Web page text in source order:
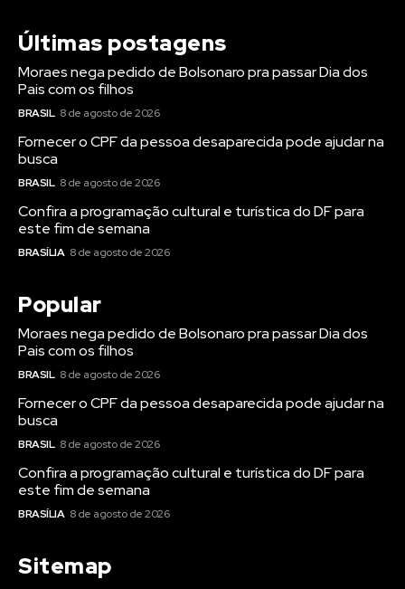
Últimas postagens
Moraes nega pedido de Bolsonaro pra passar Dia dos
Pais com os filhos
BRASIL 8 de agosto de 2026
Fornecer o CPF da pessoa desaparecida pode ajudar na
busca
BRASIL 8 de agosto de 2026
Confira a programação cultural e turística do DF para
este fim de semana
BRASÍLIA 8 de agosto de 2026
Popular
Moraes nega pedido de Bolsonaro pra passar Dia dos
Pais com os filhos
BRASIL 8 de agosto de 2026
Fornecer o CPF da pessoa desaparecida pode ajudar na
busca
BRASIL 8 de agosto de 2026
Confira a programação cultural e turística do DF para
este fim de semana
BRASÍLIA 8 de agosto de 2026
Sitemap